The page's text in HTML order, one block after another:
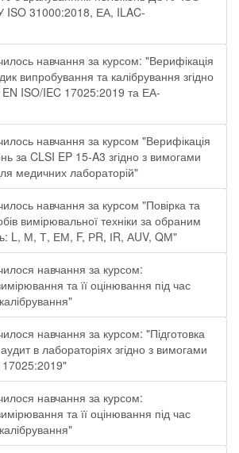
ISO 31000:2018, ЕА, ILAC-
навчання за курсом: "Верифікація
випробування та калібрування згідно
ISO/IEC 17025:2019 та ЕА-
навчання за курсом "Верифікація
за CLSI EP 15-A3 згідно з вимогами
медичних лабораторій"
навчання за курсом "Повірка та
вимірювальної техніки за обраним
L, М, Т, ЕМ, F, РR, ІR, АUV, QМ"
навчання за курсом:
та її оцінювання під час
навчання за курсом: "Підготовка
в лабораторіях згідно з вимогами
навчання за курсом:
та її оцінювання під час